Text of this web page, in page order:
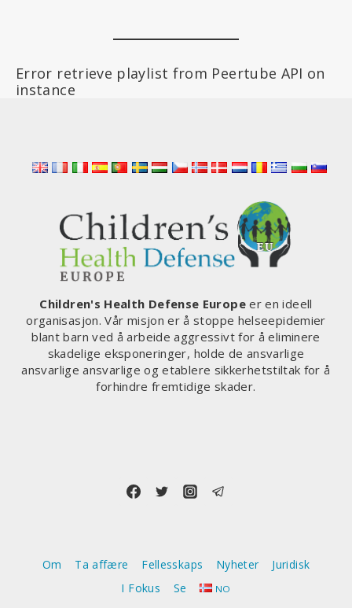
Error retrieve playlist from Peertube API on
instance
Children's Health Defense Europeer en ideell
organisasjon. Vår misjon er å stoppe helseepidemier
blant barn ved å arbeide aggressivt for å eliminere
skadelige eksponeringer, holde de ansvarlige
ansvarlige ansvarlige og etablere sikkerhetstiltak for å
forhindre fremtidige skader.
Om Ta affære Fellesskaps Nyheter
Juridisk
I Fokus
Se NO